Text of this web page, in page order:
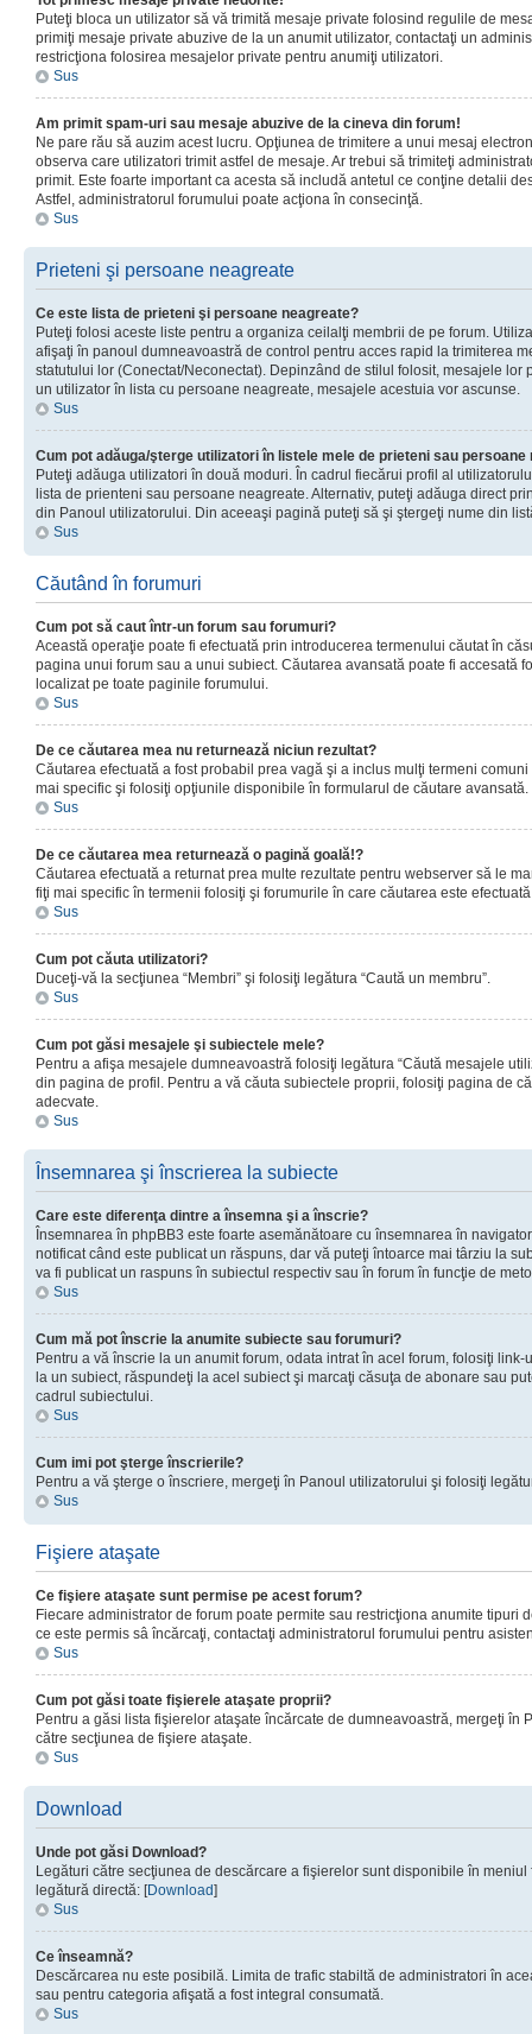
Puteţi bloca un utilizator să vă trimită mesaje private folosind regulile de
primiţi mesaje private abuzive de la un anumit utilizator, contactaţi un
restricţiona folosirea mesajelor private pentru anumiţi utilizatori.
Sus
Am primit spam-uri sau mesaje abuzive de la cineva din forum!
Ne pare rău să auzim acest lucru. Opţiunea de trimitere a unui mesaj
observa care utilizatori trimit astfel de mesaje. Ar trebui să trimiteţi
primit. Este foarte important ca acesta să includă antetul ce conţine detalii
Astfel, administratorul forumului poate acţiona în consecinţă.
Sus
Prieteni şi persoane neagreate
Ce este lista de prieteni şi persoane neagreate?
Puteţi folosi aceste liste pentru a organiza ceilalţi membrii de pe forum.
afişaţi în panoul dumneavoastră de control pentru acces rapid la trimiterea
statutului lor (Conectat/Neconectat). Depinzând de stilul folosit, mesajele lor
un utilizator în lista cu persoane neagreate, mesajele acestuia vor ascunse.
Sus
Cum pot adăuga/şterge utilizatori în listele mele de prieteni sau persoane
Puteţi adăuga utilizatori în două moduri. În cadrul fiecărui profil al
lista de prienteni sau persoane neagreate. Alternativ, puteţi adăuga direct
din Panoul utilizatorului. Din aceeaşi pagină puteţi să şi ştergeţi nume din
Sus
Căutând în forumuri
Cum pot să caut într-un forum sau forumuri?
Această operaţie poate fi efectuată prin introducerea termenului căutat în
pagina unui forum sau a unui subiect. Căutarea avansată poate fi accesată
localizat pe toate paginile forumului.
Sus
De ce căutarea mea nu returnează niciun rezultat?
Căutarea efectuată a fost probabil prea vagă şi a inclus mulţi termeni
mai specific şi folosiţi opţiunile disponibile în formularul de căutare avansată.
Sus
De ce căutarea mea returnează o pagină goală!?
Căutarea efectuată a returnat prea multe rezultate pentru webserver să le
fiţi mai specific în termenii folosiţi şi forumurile în care căutarea este
Sus
Cum pot căuta utilizatori?
Duceţi-vă la secţiunea “Membri” şi folosiţi legătura “Caută un membru”.
Sus
Cum pot găsi mesajele şi subiectele mele?
Pentru a afişa mesajele dumneavoastră folosiţi legătura “Căută mesajele
din pagina de profil. Pentru a vă căuta subiectele proprii, folosiţi pagina de
adecvate.
Sus
Însemnarea şi înscrierea la subiecte
Care este diferenţa dintre a însemna şi a înscrie?
Însemnarea în phpBB3 este foarte asemănătoare cu însemnarea în
notificat când este publicat un răspuns, dar vă puteţi întoarce mai târziu la
va fi publicat un raspuns în subiectul respectiv sau în forum în funcţie de
Sus
Cum mă pot înscrie la anumite subiecte sau forumuri?
Pentru a vă înscrie la un anumit forum, odata intrat în acel forum, folosiţi
la un subiect, răspundeţi la acel subiect şi marcaţi căsuţa de abonare sau
cadrul subiectului.
Sus
Cum imi pot şterge înscrierile?
Pentru a vă şterge o înscriere, mergeţi în Panoul utilizatorului şi folosiţi
Sus
Fişiere ataşate
Ce fişiere ataşate sunt permise pe acest forum?
Fiecare administrator de forum poate permite sau restricţiona anumite tipuri
ce este permis sâ încărcaţi, contactaţi administratorul forumului pentru
Sus
Cum pot găsi toate fişierele ataşate proprii?
Pentru a găsi lista fişierelor ataşate încărcate de dumneavoastră, mergeţi în
către secţiunea de fişiere ataşate.
Sus
Download
Unde pot găsi Download?
Legături către secţiunea de descărcare a fişierelor sunt disponibile în
legătură directă: [Download]
Sus
Ce înseamnă?
Descărcarea nu este posibilă. Limita de trafic stabiltă de administratori în
sau pentru categoria afişată a fost integral consumată.
Sus